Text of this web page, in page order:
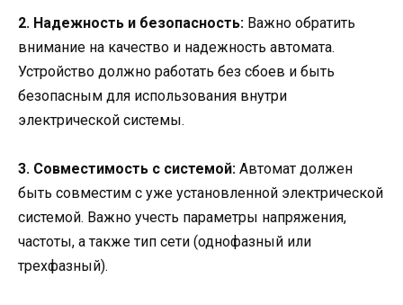
2. Надежность и безопасность: Важно обратить
внимание на качество и надежность автомата.
Устройство должно работать без сбоев и быть
безопасным для использования внутри
электрической системы.
3. Совместимость с системой: Автомат должен
быть совместим с уже установленной электрической
системой. Важно учесть параметры напряжения,
частоты, а также тип сети (однофазный или
трехфазный).